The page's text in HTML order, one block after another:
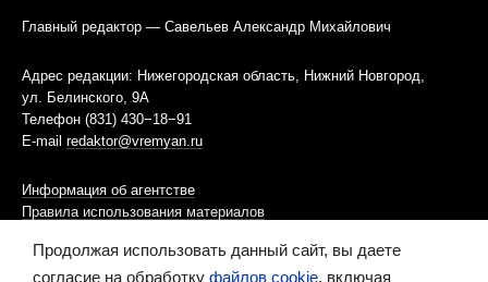
Главный редактор — Савельев Александр Михайлович
Адрес редакции: Нижегородская область, Нижний Новгород,
ул. Белинского, 9А
Телефон (831) 430−18−91
E-mail redaktor@vremyan.ru
Информация об агентстве
Правила использования материалов
Информационная политика использования «cookies»-файлов
Продолжая использовать данный сайт, вы даете
согласие на обработку файлов cookie, включая